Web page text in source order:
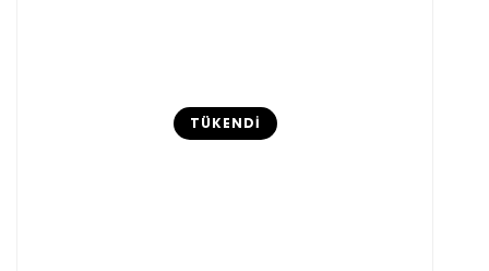
TÜKENDİ